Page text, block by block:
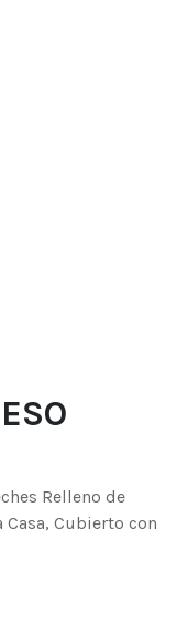
Relleno de
Cubierto con